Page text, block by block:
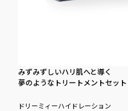
みず​みずしい​ハリ肌へと​導く
夢のような​トリートメントセット
ドリーミィーハイドレーション